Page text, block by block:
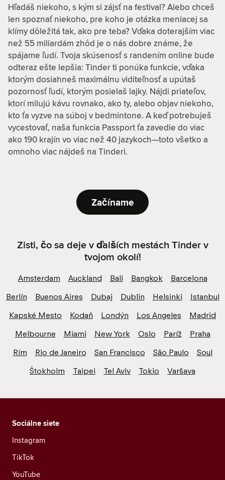
Hľadáš niekoho, s kým si zájsť na festival? Alebo chceš
len spoznať niekoho, pre koho je otázka meniacej sa
klímy dôležitá tak, ako pre teba? Vďaka doterajším viac
než 55 miliardám zhôd je o nás dobre známe, že
spájame ľudí. Tvoja skúsenosť s randením online bude
odteraz ešte lepšia: Tinder ti ponúka funkcie, vďaka
ktorým dosiahneš maximálnu viditeľnosť a upútaš
pozornosť ľudí, ktorým posielaš lajky. Nájdi priateľov,
ktorí milujú kávu rovnako, ako ty, alebo objav niekoho,
kto ťa vyzve na súboj v bedmintone. A keď potrebuješ
vycestovať, naša funkcia Passport ťa zavedie do viac
ako 190 krajín vo viac než 40 jazykoch—toto všetko a
omnoho viac nájdeš na Tinderi.
Začíname
Zisti, čo sa deje v ďalších mestách Tinder v
tvojom okolí!
Amsterdam Auckland Bali Bangkok
Barcelona
Berlín
Buenos Aires Dubaj Dublin Helsinki
Istanbul
Kapské Mesto
Kodaň Londýn Los Angeles
Madrid
Melbourne
Miami New York Oslo Paríž
Praha
Rím
Rio de Janeiro San Francisco São Paulo
Soul
Štokholm
Taipei Tel Aviv Tokio Varšava
Sociálne siete
Instagram
TikTok
YouTube